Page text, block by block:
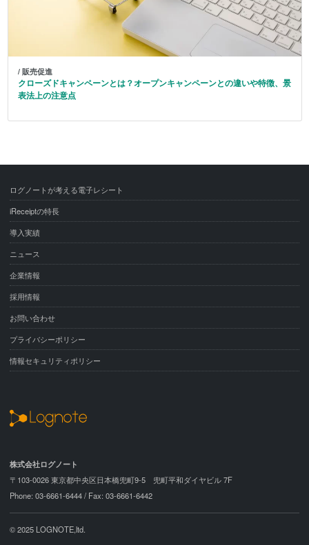
/ 販売促進
クローズドキャンペーンとは？オープンキャンペーンとの違いや特徴、景
表法上の注意点
ログノートが考える電子レシート
iReceiptの特長
導入実績
ニュース
企業情報
採用情報
お問い合わせ
プライバシーポリシー
情報セキュリティポリシー
株式会社ログノート
〒103-0026 東京都中央区日本橋兜町9-5 兜町平和ダイヤビル 7F
Phone: 03-6661-6444 / Fax: 03-6661-6442
© 2025 LOGNOTE,ltd.